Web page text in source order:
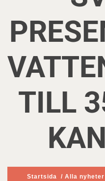
TILL
Startsida / Alla nyheter